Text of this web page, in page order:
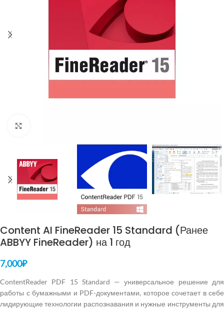
Content AI FineReader 15 Standard (Ранее
ABBYY FineReader) на 1 год
7,000₽
ContentReader PDF 15 Standard — универсальное решение для
работы с бумажными и PDF-документами, которое сочетает в себе
лидирующие технологии распознавания и нужные инструменты для